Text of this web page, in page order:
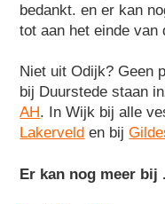
bedankt. en er kan
tot aan het einde van
Niet uit Odijk? Geen
bij Duurstede staan
AH. In Wijk bij alle
Lakerveld en bij
Er kan nog meer bij